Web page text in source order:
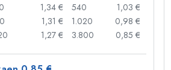
1,34 €
1,31 €
1,27 €
540
1,03 €
1.020
0,98 €
3.800
0,85 €